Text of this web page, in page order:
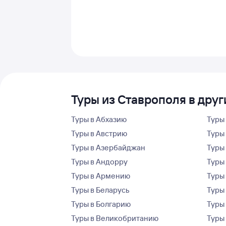
Туры из Ставрополя в
Туры в Абхазию
Туры в Австрию
Туры в Азербайджан
Туры в Андорру
Туры в Армению
Туры в Беларусь
Туры в Болгарию
Туры в Великобританию
Туры
Туры